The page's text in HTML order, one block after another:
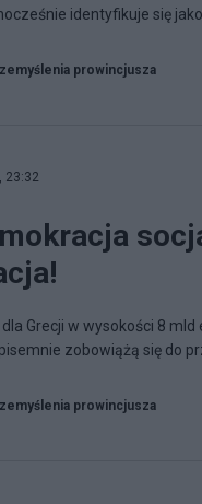
identyfikuje się
prowincjusza
23:32
Grecji w wysokości 8
zobowiążą się do
prowincjusza